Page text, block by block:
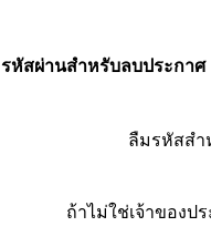
รหัสผ่านสำหรับลบประกาศ
ลืมรหัสส
ถ้าไม่ใช่เจ้าของป